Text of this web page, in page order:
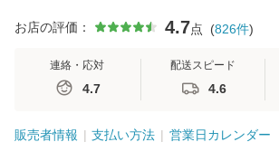
お店の評価： 4.7点 (826件)
連絡・応対
4.7
配送スピード
4.6
販売者情報 支払い方法 営業日カレンダー